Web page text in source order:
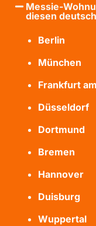
Messie-
diesen
Berlin
München
Frankfurt
Düsseldorf
Dortmund
Bremen
Hannover
Duisburg
Wuppertal